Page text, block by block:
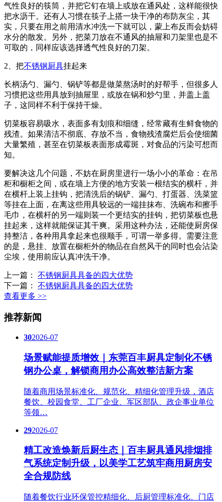
气性良好的筷筒，并把它钉在墙上或放在通风处，这样能很快
把水沥干。还有人习惯在筷子上搭一块干净的布防灰尘，其
实，只要在用之前用清水冲洗一下就可以，蒙上布反而会妨碍
水分的散发。另外，把菜刀放在不通风的抽屉和刀架里也是不
可取的，同样应该选择透气性良好的刀架。
2、把不锈钢厨具挂起来
长柄汤勺、漏勺、锅铲等都是做菜熬汤时的好帮手，但很多人
习惯把这些用具放到抽屉里，或放在锅和炒勺里，并盖上盖
子，这同样不利于保持干燥。
切菜板容易吸水，表面多有划痕和细缝，经常藏有生鲜食物的
残渣。如果清洁不彻底、存放不当，食物残渣腐烂后会使细菌
大量繁殖，甚至在切菜板表面形成霉斑，对食品的污染可想而
知。
要解决这几个问题，不妨在厨房里进行一场小小的革命：在吊
柜和橱柜之间，或在墙上方便的地方安装一根结实的横杆，并
在横杆上装上挂钩，把清洗后的锅铲、漏勺、打蛋器、洗菜篮
等挂在上面，在离这些用具较远的一端挂抹布、洗碗布和擦手
毛巾，在横杆的另一端则装一个更结实的挂钩，把切菜板也悬
挂起来，这样就能保证其干爽。采用这种办法，还能使厨房保
持整洁，各种用具拿起来也很顺手，可谓一举多得。需要注意
的是，悬挂、放置在橱柜外的物品在自然风干的同时也会沾染
尘埃，使用前应认真冲洗干净。
上一篇： 不锈钢厨具具备的四大优势
下一篇： 不锈钢厨具具备的四大优势
查看更多 >>
推荐新闻
302026-07
场景赋能提质增效｜东莞百丰厨具定制化不锈
钢办公桌，解锁商用办公高效整洁新方案
随着商用场景标准化、规范化、精细化管理升级，酒店
餐饮、校园食堂、工厂企业、军区部队、政企事业单位
等领…
292026-07
精工改造焕新后厨生态｜百丰厨具通风排烟排
气系统定制升级，以美学工艺筑牢商用厨房安
全合规防线
随着餐饮行业环保管控精细化、后厨管理标准化、门店